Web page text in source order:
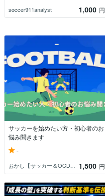
soccer911analyst 1,000 円
サッカーを始めたい方・初心者のお
悩み聞きます
-
おかし【サッカー＆OCD相談パートナー】 1,500 円